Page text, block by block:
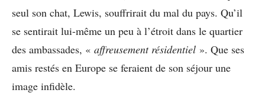
seul son chat, Lewis, souffrirait du mal du pays. Qu’il
se sentirait lui-même un peu à l’étroit dans le quartier
des ambassades, « affreusement résidentiel ». Que ses
amis restés en Europe se feraient de son séjour une
image infidèle.